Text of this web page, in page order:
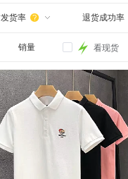
货率  退货成功率
销量 看现货